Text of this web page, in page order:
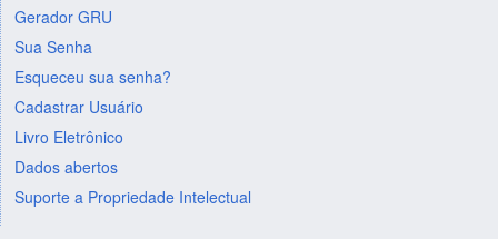
Gerador GRU
Sua Senha
Esqueceu sua senha?
Cadastrar Usuário
Livro Eletrônico
Dados abertos
Suporte a Propriedade Intelectual